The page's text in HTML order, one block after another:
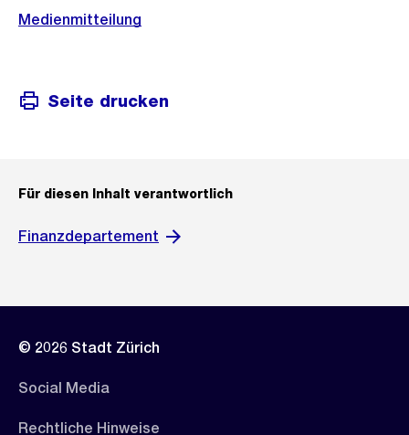
Medienmitteilung
Seite drucken
Für diesen Inhalt verantwortlich
Finanzdepartement
© 2026 Stadt Zürich
Social Media
Rechtliche Hinweise